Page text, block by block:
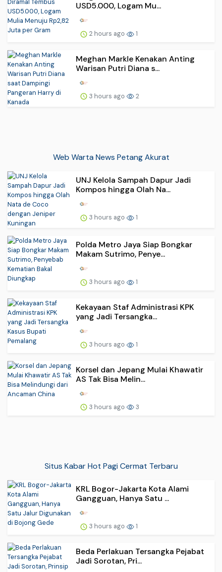
USD5.000, Logam Mu...
2 hours ago 1
Meghan Markle Kenakan Anting
Warisan Putri Diana s...
3 hours ago 2
Web Warta News Petang Akurat
UNJ Kelola Sampah Dapur Jadi
Kompos hingga Olah Na...
3 hours ago 1
Polda Metro Jaya Siap Bongkar
Makam Sutrimo, Penye...
3 hours ago 1
Kekayaan Staf Administrasi KPK
yang Jadi Tersangka...
3 hours ago 1
Korsel dan Jepang Mulai Khawatir
AS Tak Bisa Melin...
3 hours ago 3
Situs Kabar Hot Pagi Cermat Terbaru
KRL Bogor-Jakarta Kota Alami
Gangguan, Hanya Satu ...
3 hours ago 1
Beda Perlakuan Tersangka Pejabat
Jadi Sorotan, Pri...